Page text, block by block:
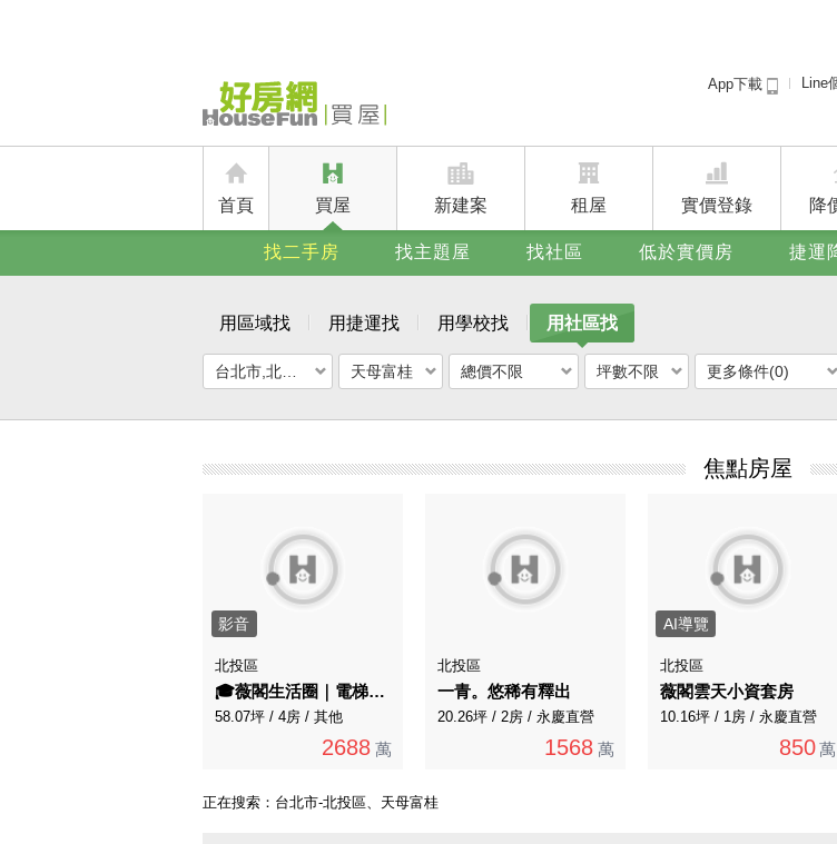
App下載 Line
首頁 買屋 新建案 租屋 實價登錄 降
找二手房 找主題屋 找社區 低於實價房 捷運
用區域找 用捷運找 用學校找 用社區找
天母富桂 總價不限 坪數不限 更多條件(0)
焦點房屋
影音
北投區
🎓薇閣生活圈｜電梯四房＋坡平車位一次擁有
58.07坪 / 4房 / 其他
2688 萬
北投區
一青。悠稀有釋出
20.26坪 / 2房 / 永慶直營
1568 萬
AI導覽
北投區
薇閣雲天小資套房
10.16坪 / 1房 / 永慶直營
850 萬
正在搜索： 台北市-北投區、天母富桂